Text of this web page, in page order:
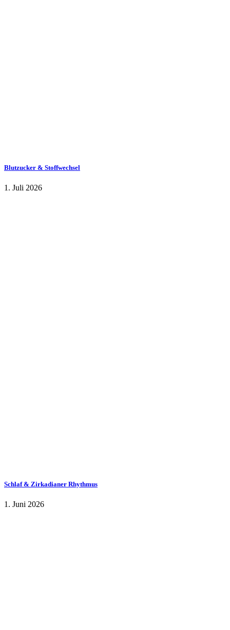
Blutzucker & Stoffwechsel
1. Juli 2026
Schlaf & Zirkadianer Rhythmus
1. Juni 2026